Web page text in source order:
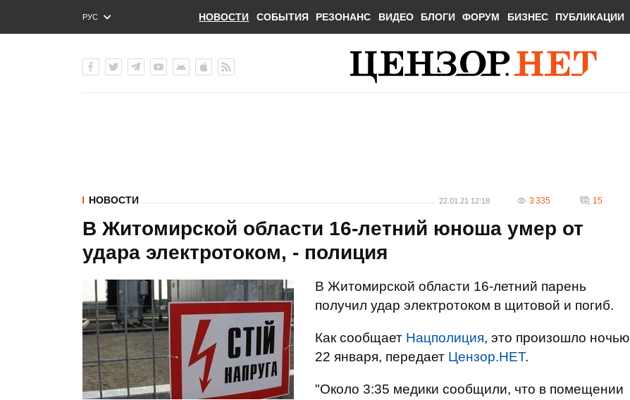
РУС
ENG
НОВОСТИ СОБЫТИЯ РЕЗОНАНС ВИДЕО БЛОГИ ФОРУМ БИЗНЕС ПУБЛИКАЦИИ
НОВОСТИ 22.01.21 12:18 3 335 15
В Житомирской области 16-летний юноша умер от
удара электротоком, - полиция
В Житомирской области 16-летний парень
получил удар электротоком в щитовой и погиб.
Как сообщает Нацполиция, это произошло ночью
22 января, передает Цензор.НЕТ.
"Около 3:35 медики сообщили, что в помещении